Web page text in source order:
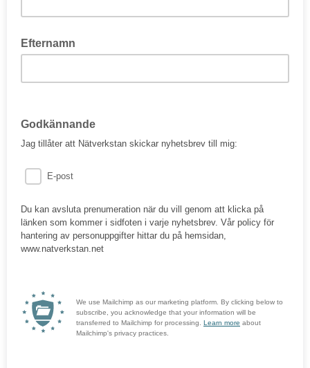
Efternamn
Godkännande
Jag tillåter att Nätverkstan skickar nyhetsbrev till mig:
E-post
Du kan avsluta prenumeration när du vill genom att klicka på
länken som kommer i sidfoten i varje nyhetsbrev. Vår policy för
hantering av personuppgifter hittar du på hemsidan,
www.natverkstan.net
We use Mailchimp as our marketing platform. By clicking below to
subscribe, you acknowledge that your information will be
transferred to Mailchimp for processing. Learn more about
Mailchimp's privacy practices.